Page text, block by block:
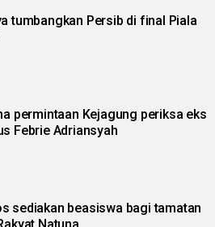
tumbangkan Persib di final Piala
permintaan Kejagung periksa eks
Febrie Adriansyah
sediakan beasiswa bagi tamatan